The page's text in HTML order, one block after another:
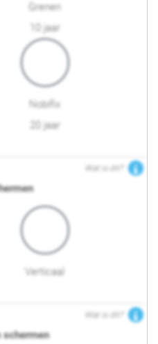
Grenen
10 jaar
Nobifix
20 jaar
Wat is dit?
Verticaal
Wat is dit?
schermen